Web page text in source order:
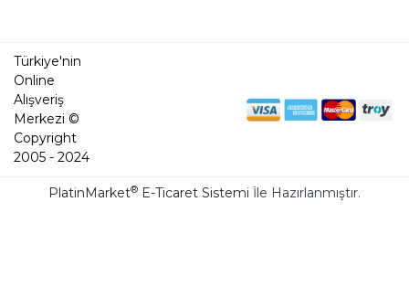
Türkiye'nin
Online
Alışveriş
Merkezi ©
Copyright
2005 - 2024
PlatinMarket® E-Ticaret Sistemi İle Hazırlanmıştır.